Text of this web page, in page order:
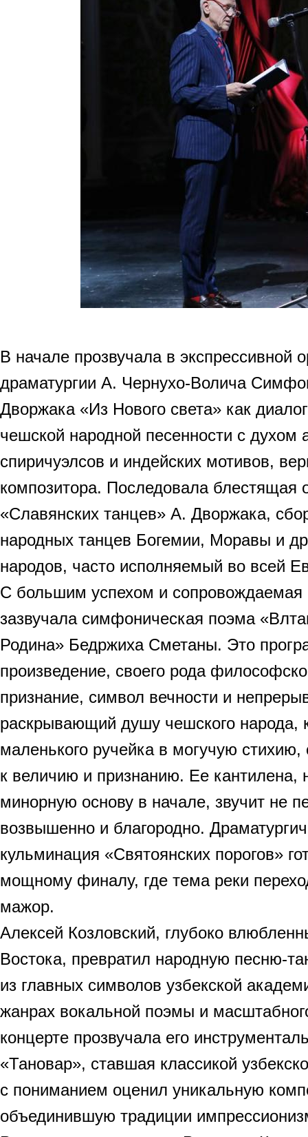
В начале прозвучала в экспрессивной
драматургии А. Чернухо-Волича
Дворжака «Из Нового света» как
чешской народной песенности с духом
спиричуэлсов и индейских мотивов,
композитора. Последовала блестящая
«Славянских танцев» А. Дворжака,
народных танцев Богемии, Моравы и
народов, часто исполняемый во всей
С большим успехом и сопровождаемая
зазвучала симфоническая поэма
Родина» Бедржиха Сметаны. Это
произведение, своего рода
признание, символ вечности и
раскрывающий душу чешского народа,
маленького ручейка в могучую стихию,
к величию и признанию. Ее кантилена,
минорную основу в начале, звучит не
возвышенно и благородно.
кульминация «Святоянских порогов»
мощному финалу, где тема реки
мажор.
Алексей Козловский, глубоко
Востока, превратил народную песню-
из главных символов узбекской
жанрах вокальной поэмы и
концерте прозвучала его
«Тановар», ставшая классикой
с пониманием оценил уникальную
объединившую традиции